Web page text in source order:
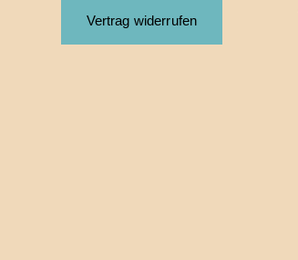
Vertrag widerrufen